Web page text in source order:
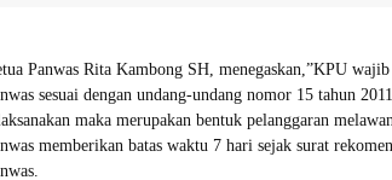
Panwas Rita Kambong SH, menegaskan,”KPU
sesuai dengan undang-undang nomor 15 tahun
maka merupakan bentuk pelanggaran
memberikan batas waktu 7 hari sejak surat